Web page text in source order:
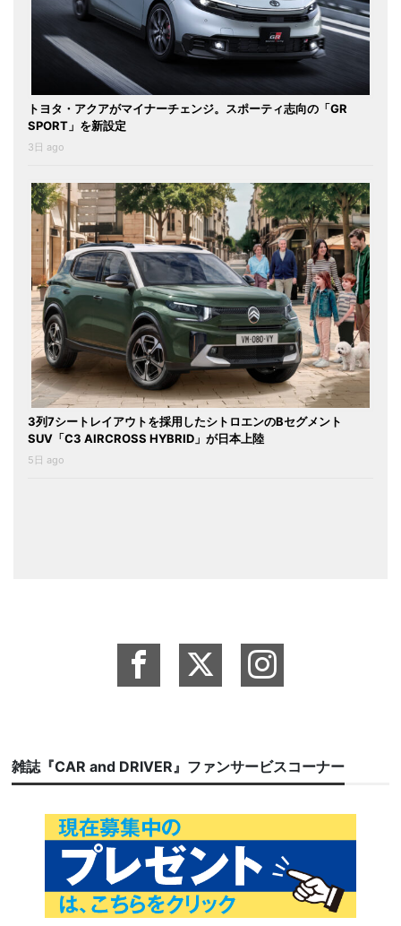
トヨタ・アクアがマイナーチェンジ。スポーティ志向の「GR
SPORT」を新設定
3日 ago
3列7シートレイアウトを採用したシトロエンのBセグメント
SUV「C3 AIRCROSS HYBRID」が日本上陸
5日 ago
雑誌『CAR and DRIVER』ファンサービスコーナー